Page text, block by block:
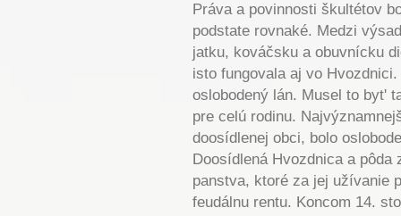
Práva a povinnosti škultétov
podstate rovnaké. Medzi
jatku, kováčsku a obuvnícku
isto fungovala aj vo
oslobodený lán. Musel to byt'
pre celú rodinu.
doosídlenej obci, bolo
Doosídlená Hvozdnica a
panstva, ktoré za jej užívanie
feudálnu rentu. Koncom 14.